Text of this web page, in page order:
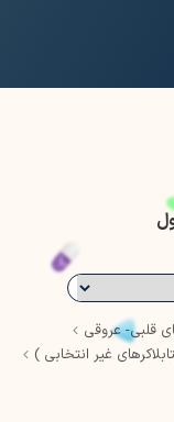
قلبی- عروقی
غیر انتخابی )